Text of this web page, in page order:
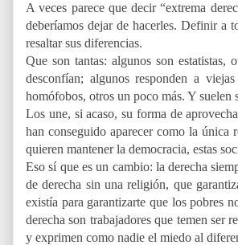
A veces parece que decir “extrema
deberíamos dejar de hacerles. Definir a
resaltar sus diferencias.
Que son tantas: algunos son estatistas,
desconfían; algunos responden a
homófobos, otros un poco más. Y suelen
Los une, si acaso, su forma de
han conseguido aparecer como la única
quieren mantener la democracia, estas
Eso sí que es un cambio: la derecha
de derecha sin una religión, que
existía para garantizarte que los pobres
derecha son trabajadores que temen ser
y exprimen como nadie el miedo al